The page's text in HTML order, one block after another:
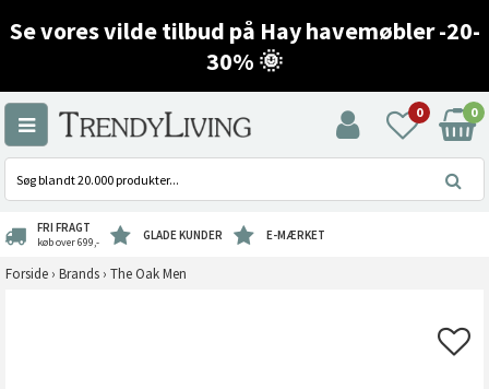
Se vores vilde tilbud på Hay havemøbler -20-
30% 🌞
0 0
FRI FRAGT
køb over 699,- GLADE KUNDER E-MÆRKET
Forside › Brands › The Oak Men